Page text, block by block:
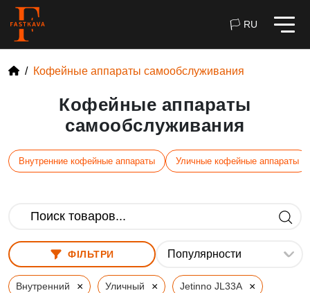
🏳 RU
Кофейные аппараты самообслуживания
Кофейные аппараты
самообслуживания
Внутренние кофейные аппараты Уличные кофейные аппараты
ФІЛЬТРИ
Внутренний × Уличный × Jetinno JL33A ×